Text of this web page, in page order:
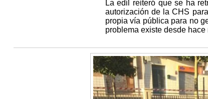
La edil reiteró que se ha
autorización de la CHS
propia vía pública para no
problema existe desde hace